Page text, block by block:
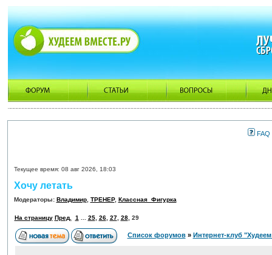
FAQ
Текущее время: 08 авг 2026, 18:03
Хочу летать
Модераторы: Владимир, ТРЕНЕР, Классная_Фигурка
На страницу Пред. 1 25, 26, 27, 28, 29
Список форумов» Интернет-клуб